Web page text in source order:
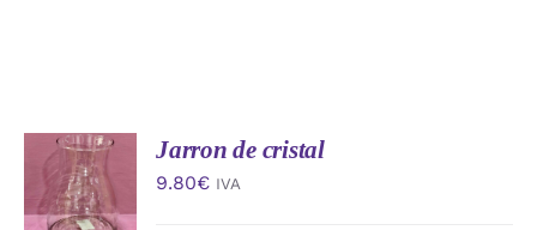
AÑADIR
AL
CARRITO
/
Jarron de cristal
9.80€ IVA